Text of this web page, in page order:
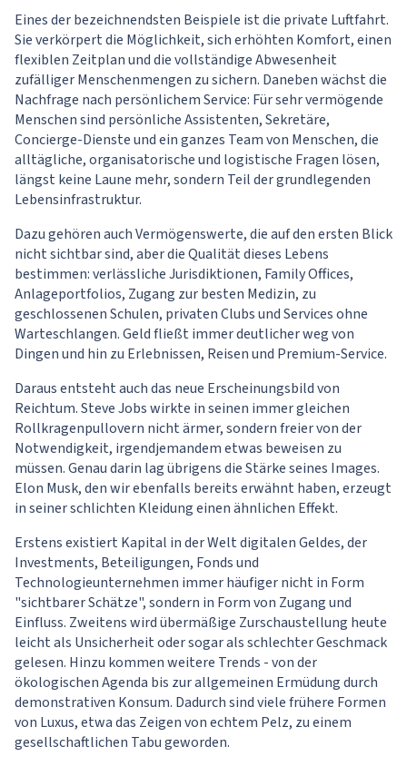
Eines der bezeichnendsten Beispiele ist die private Luftfahrt.
Sie verkörpert die Möglichkeit, sich erhöhten Komfort, einen
flexiblen Zeitplan und die vollständige Abwesenheit
zufälliger Menschenmengen zu sichern. Daneben wächst die
Nachfrage nach persönlichem Service: Für sehr vermögende
Menschen sind persönliche Assistenten, Sekretäre,
Concierge-Dienste und ein ganzes Team von Menschen, die
alltägliche, organisatorische und logistische Fragen lösen,
längst keine Laune mehr, sondern Teil der grundlegenden
Lebensinfrastruktur.
Dazu gehören auch Vermögenswerte, die auf den ersten Blick
nicht sichtbar sind, aber die Qualität dieses Lebens
bestimmen: verlässliche Jurisdiktionen, Family Offices,
Anlageportfolios, Zugang zur besten Medizin, zu
geschlossenen Schulen, privaten Clubs und Services ohne
Warteschlangen. Geld fließt immer deutlicher weg von
Dingen und hin zu Erlebnissen, Reisen und Premium-Service.
Daraus entsteht auch das neue Erscheinungsbild von
Reichtum. Steve Jobs wirkte in seinen immer gleichen
Rollkragenpullovern nicht ärmer, sondern freier von der
Notwendigkeit, irgendjemandem etwas beweisen zu
müssen. Genau darin lag übrigens die Stärke seines Images.
Elon Musk, den wir ebenfalls bereits erwähnt haben, erzeugt
in seiner schlichten Kleidung einen ähnlichen Effekt.
Erstens existiert Kapital in der Welt digitalen Geldes, der
Investments, Beteiligungen, Fonds und
Technologieunternehmen immer häufiger nicht in Form
"sichtbarer Schätze", sondern in Form von Zugang und
Einfluss. Zweitens wird übermäßige Zurschaustellung heute
leicht als Unsicherheit oder sogar als schlechter Geschmack
gelesen. Hinzu kommen weitere Trends - von der
ökologischen Agenda bis zur allgemeinen Ermüdung durch
demonstrativen Konsum. Dadurch sind viele frühere Formen
von Luxus, etwa das Zeigen von echtem Pelz, zu einem
gesellschaftlichen Tabu geworden.